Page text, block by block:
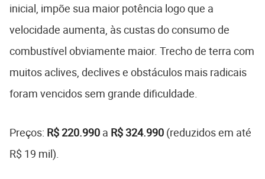
inicial, impõe sua maior potência logo que a
velocidade aumenta, às custas do consumo de
combustível obviamente maior. Trecho de terra com
muitos aclives, declives e obstáculos mais radicais
foram vencidos sem grande dificuldade.
Preços: R$ 220.990 a R$ 324.990 (reduzidos em até
R$ 19 mil).